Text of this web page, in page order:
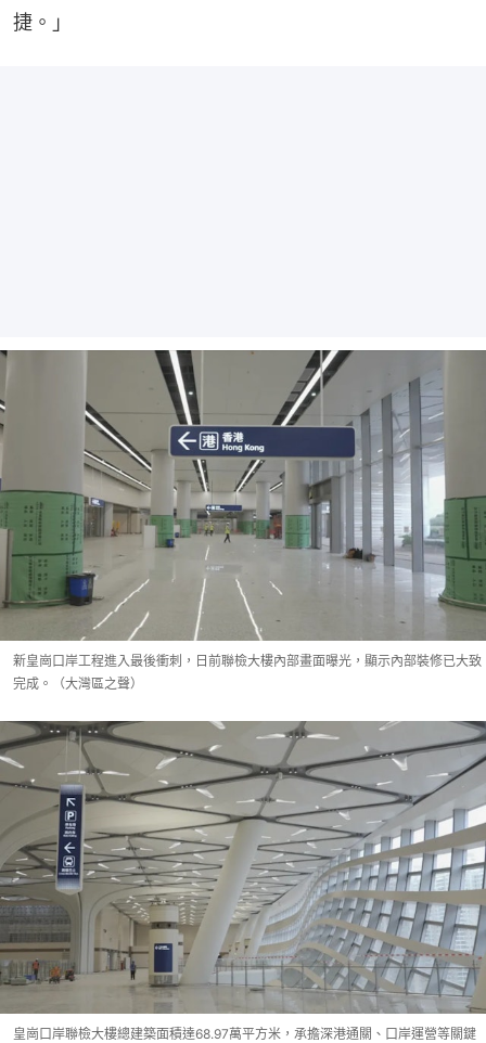
捷。」
新皇崗口岸工程進入最後衝刺，日前聯檢大樓內部畫面曝光，顯示內部裝修已大致
完成。（大灣區之聲）
皇崗口岸聯檢大樓總建築面積達68.97萬平方米，承擔深港通關、口岸運營等關鍵